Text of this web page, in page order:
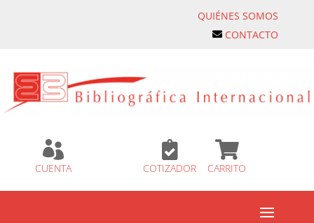
QUIÉNES SOMOS
CONTACTO

CUENTA

COTIZADOR

CARRITO